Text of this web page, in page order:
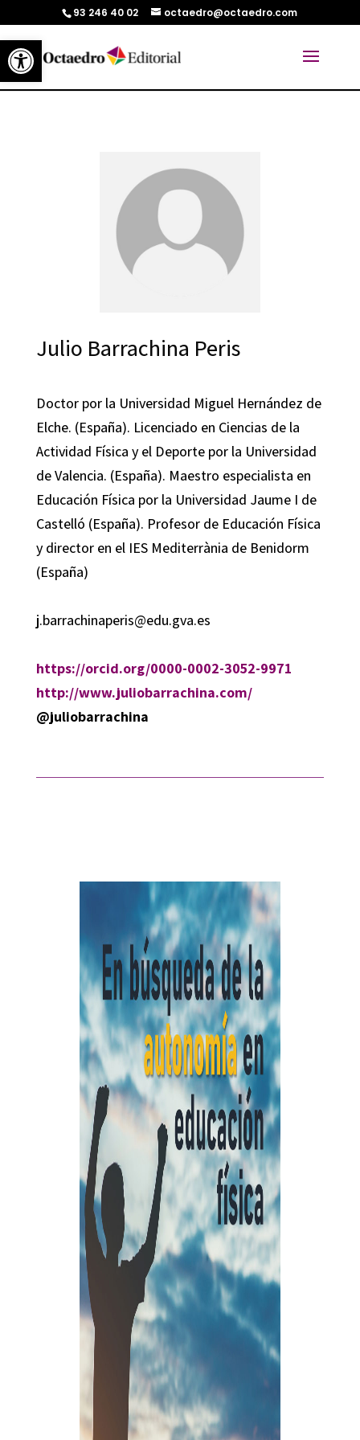
Abrir barra de herramientas
93 246 40 02 octaedro@octaedro.com
Julio Barrachina Peris
Doctor por la Universidad Miguel Hernández de
Elche. (España). Licenciado en Ciencias de la
Actividad Física y el Deporte por la Universidad
de Valencia. (España). Maestro especialista en
Educación Física por la Universidad Jaume I de
Castelló (España). Profesor de Educación Física
y director en el IES Mediterrània de Benidorm
(España)
j.barrachinaperis@edu.gva.es
https://orcid.org/0000-0002-3052-9971
http://www.juliobarrachina.com/
@juliobarrachina